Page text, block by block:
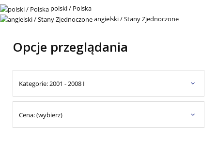
polski / Polska
angielski / Stany Zjednoczone
Opcje przeglądania
Kategorie: 2001 - 2008 I
Cena: (wybierz)